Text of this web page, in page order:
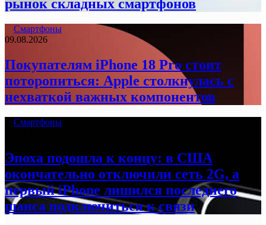
рынок складных смартфонов
Смартфоны
09.08.2026
Покупателям iPhone 18 Pro стоит
поторопиться: Apple столкнулась с
нехваткой важных компонентов
Смартфоны
Эпоха подошла к концу: в США
окончательно отключили сеть 2G, а
первый iPhone лишился последнего
шанса подключиться к связи